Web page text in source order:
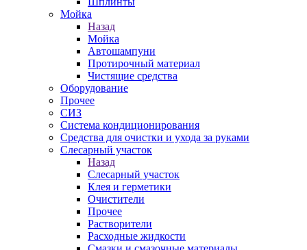
Мойка
Назад
Мойка
Автошампуни
Протирочный материал
Чистящие средства
Оборудование
Прочее
СИЗ
Система кондиционирования
Средства для очистки и ухода за руками
Слесарный участок
Назад
Слесарный участок
Клея и герметики
Очистители
Прочее
Растворители
Расходные жидкости